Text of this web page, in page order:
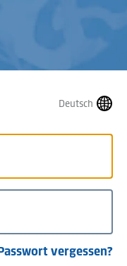
Deutsch
vergessen?